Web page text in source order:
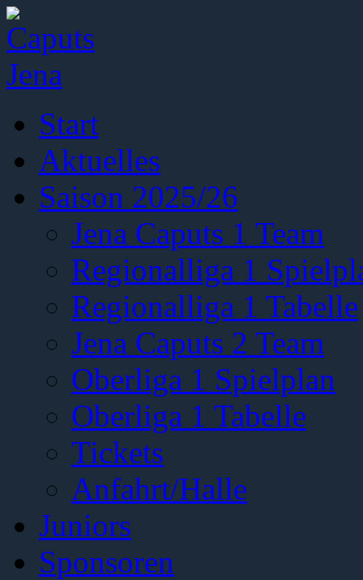
Start
Aktuelles
Saison 2025/26
Jena Caputs 1 Team
Regionalliga 1
Regionalliga 1 Tabelle
Jena Caputs 2 Team
Oberliga 1 Spielplan
Oberliga 1 Tabelle
Tickets
Anfahrt/Halle
Juniors
Sponsoren